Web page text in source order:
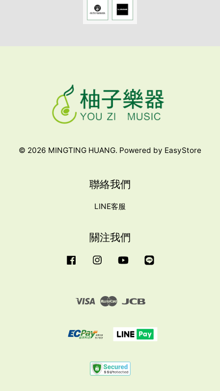
© 2026 MINGTING HUANG. Powered by EasyStore
聯絡我們
LINE客服
關注我們
FacebookInstagramYouTube
Visa Master